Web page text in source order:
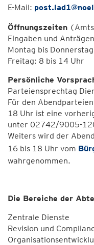
E-Mail:
Öffnungszeiten
Eingaben und
Montag bis
Freitag: 8 bis 14 Uhr
Persönliche
Parteiensprechtag
Für den
18 Uhr ist eine
unter 02742/9005-
Weiters wird der
16 bis 18 Uhr vom
wahrgenommen.
Die Bereiche der
Zentrale Dienste
Revision und